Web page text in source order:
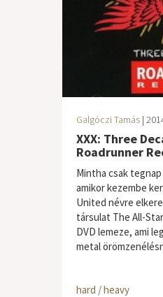
Galgóczi Tamás |
XXX: Three
Roadrunner
Mintha csak
amikor kezembe
United névre
társulat The All-
DVD lemeze, ami
metal
hard / heavy